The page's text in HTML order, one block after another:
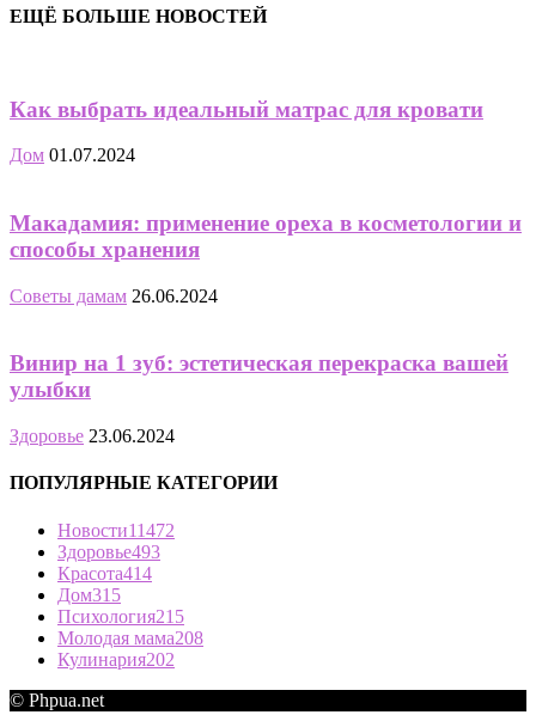
ЕЩЁ БОЛЬШЕ НОВОСТЕЙ
Как выбрать идеальный матрас для кровати
Дом 01.07.2024
Макадамия: применение ореха в косметологии и
способы хранения
Советы дамам 26.06.2024
Винир на 1 зуб: эстетическая перекраска вашей
улыбки
Здоровье 23.06.2024
ПОПУЛЯРНЫЕ КАТЕГОРИИ
Новости11472
Здоровье493
Красота414
Дом315
Психология215
Молодая мама208
Кулинария202
© Phpua.net